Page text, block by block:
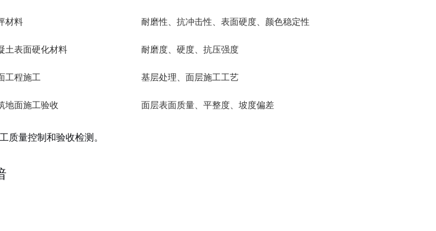
材料 耐磨性、抗冲击性、表面硬度、颜色稳定性
土表面硬化材料 耐磨度、硬度、抗压强度
工程施工 基层处理、面层施工工艺
地面施工验收 面层表面质量、平整度、坡度偏差
质量控制和验收检测。